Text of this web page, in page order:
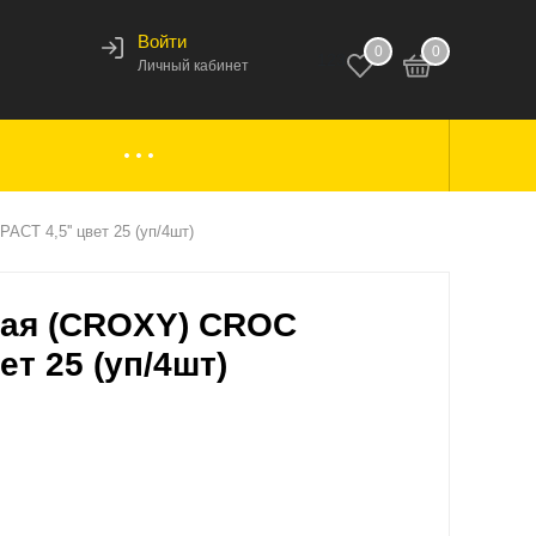
Войти
Личный кабинет
0 0
Комплектующие
4,5'' цвет 25 (уп/4шт)
(CROXY) CROC
25 (уп/4шт)